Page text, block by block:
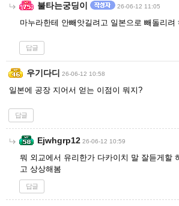
불타는궁딩이 26-06-12 11:05
마누라한테 안빼앗길려고 일본으로 빼돌리려
답글
우기다디 26-06-12 10:58
일본에 공장 지어서 얻는 이점이 뭐지?
답글
Ejwhgrp12 26-06-12 10:59
뭐 외교에서 유리한가 다카이치 말 잘듣게할
고 상상해봄
답글